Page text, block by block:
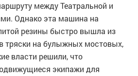
между Театральной и
Однако эта машина на
резины быстро вышла из
тряски на булыжных мостовых,
власти решили, что
экипажи для